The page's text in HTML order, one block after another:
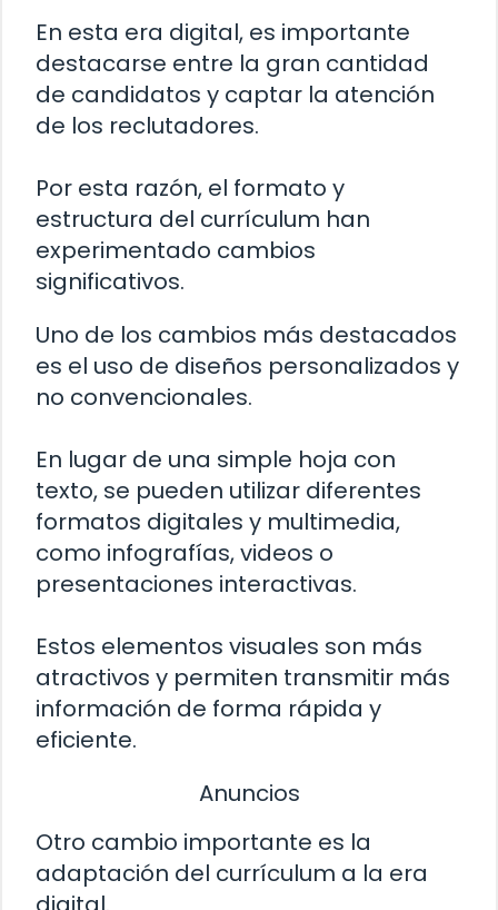
En esta era digital, es importante
destacarse entre la gran cantidad
de candidatos y captar la atención
de los reclutadores.
Por esta razón, el formato y
estructura del currículum han
experimentado cambios
significativos.
Uno de los cambios más destacados
es el uso de diseños personalizados y
no convencionales.
En lugar de una simple hoja con
texto, se pueden utilizar diferentes
formatos digitales y multimedia,
como infografías, videos o
presentaciones interactivas.
Estos elementos visuales son más
atractivos y permiten transmitir más
información de forma rápida y
eficiente.
Anuncios
Otro cambio importante es la
adaptación del currículum a la era